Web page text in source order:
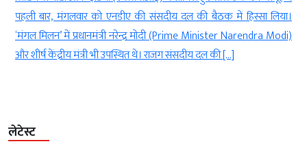
पहली बार, मंगलवार को एनडीए की संसदीय दल की बैठक में हिस्सा लिया।
‘मंगल मिलन’ में प्रधानमंत्री नरेन्द्र मोदी (Prime Minister Narendra Modi)
और शीर्ष केंद्रीय मंत्री भी उपस्थित थे। राजग संसदीय दल की […]
लेटेस्ट